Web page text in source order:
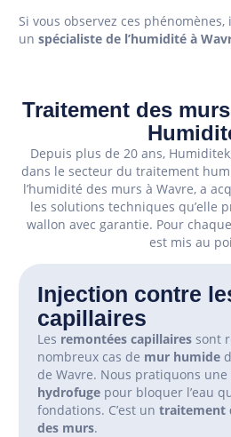
Si vous observez ces
un spécialiste de l’humidité à
Traitement des
Depuis plus de 20 ans,
dans le secteur du traitement
l’humidité des murs à Wavre, a
les solutions techniques qu’elle
wallon avec garantie. Pour
est mis au
Injection contre
capillaires
Les remontées capillaires sont
nombreux cas de mur humide
de Wavre. Nous pratiquons une
hydrofuge pour bloquer l’eau
fondations. C’est un traitement
des murs.